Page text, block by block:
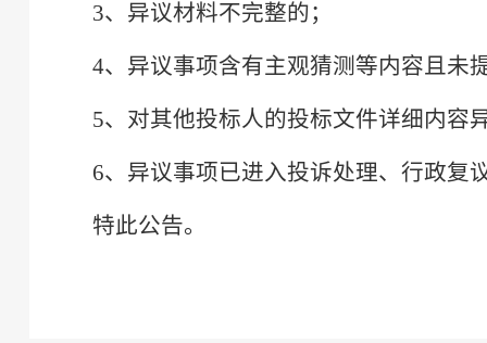
3、异议材料不完整的；
4、异议事项含有主观猜测等内容且未
5、对其他投标人的投标文件详细内容
6、异议事项已进入投诉处理、行政复
特此公告。